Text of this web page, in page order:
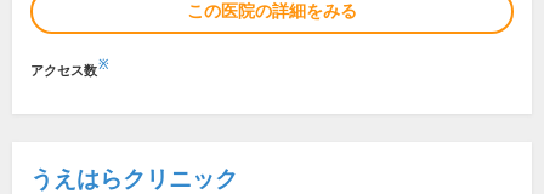
この医院の詳細をみる
アクセス数※
うえはらクリニック